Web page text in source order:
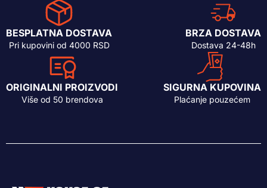
BESPLATNA DOSTAVA
Pri kupovini od 4000 RSD
BRZA DOSTAVA
Dostava 24-48h
ORIGINALNI PROIZVODI
Više od 50 brendova
SIGURNA KUPOVINA
Plaćanje pouzećem